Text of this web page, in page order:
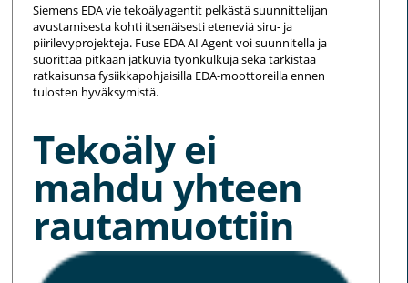
Siemens EDA vie tekoälyagentit pelkästä suunnittelijan
avustamisesta kohti itsenäisesti eteneviä siru- ja
piirilevyprojekteja. Fuse EDA AI Agent voi suunnitella ja
suorittaa pitkään jatkuvia työnkulkuja sekä tarkistaa
ratkaisunsa fysiikkapohjaisilla EDA-moottoreilla ennen
tulosten hyväksymistä.
Tekoäly ei
mahdu yhteen
rautamuottiin